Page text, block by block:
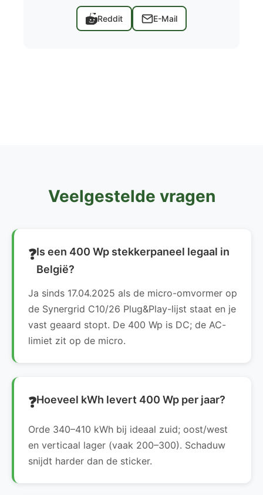
Reddit E-Mail
Veelgestelde vragen
Is een 400 Wp stekkerpaneel legaal in
België?
Ja sinds 17.04.2025 als de micro-omvormer op
de Synergrid C10/26 Plug&Play-lijst staat en je
vast geaard stopt. De 400 Wp is DC; de AC-
limiet zit op de micro.
Hoeveel kWh levert 400 Wp per jaar?
Orde 340–410 kWh bij ideaal zuid; oost/west
en verticaal lager (vaak 200–300). Schaduw
snijdt harder dan de sticker.